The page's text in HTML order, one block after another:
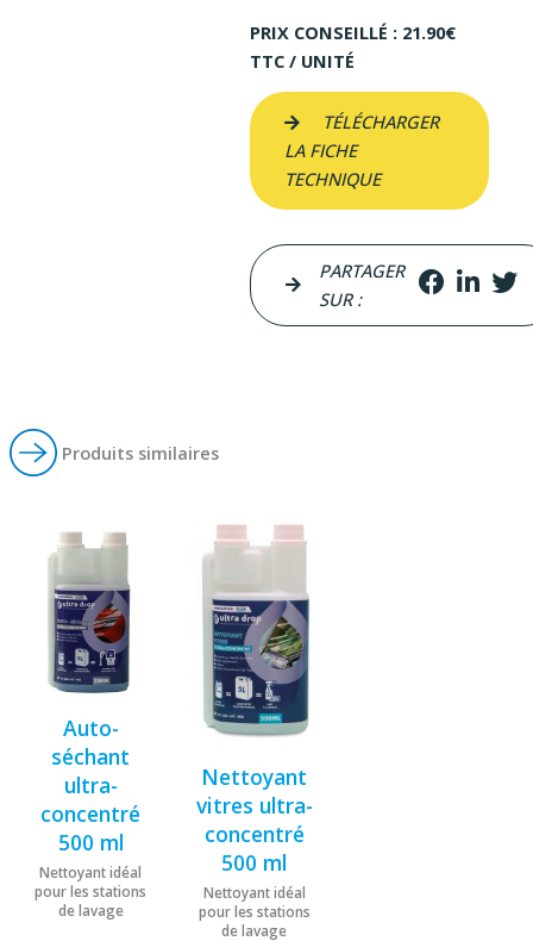
PRIX CONSEILLÉ : 21.90€
TTC / UNITÉ
TÉLÉCHARGER
LA FICHE
TECHNIQUE
PARTAGER
SUR :
Produits similaires
Auto-
séchant
ultra-
concentré
500 ml
Nettoyant idéal
pour les stations
de lavage
Nettoyant
vitres ultra-
concentré
500 ml
Nettoyant idéal
pour les stations
de lavage